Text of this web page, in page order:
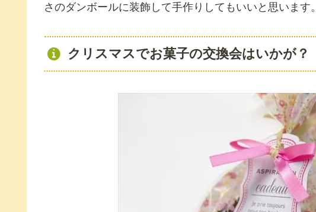
さのダンボールに装飾して手作りしてもいいと思います。
クリスマスでお菓子の交換会はいかが？